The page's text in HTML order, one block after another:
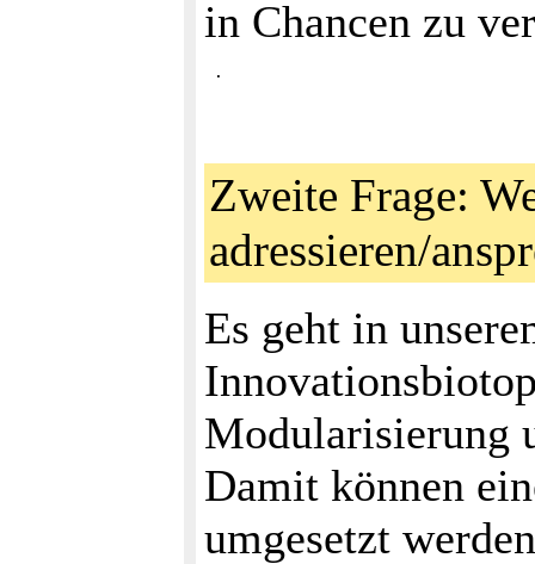
in Chancen zu
Zweite Frage:
adressieren/
Es geht in
Modularisierung
Damit können
umgesetzt